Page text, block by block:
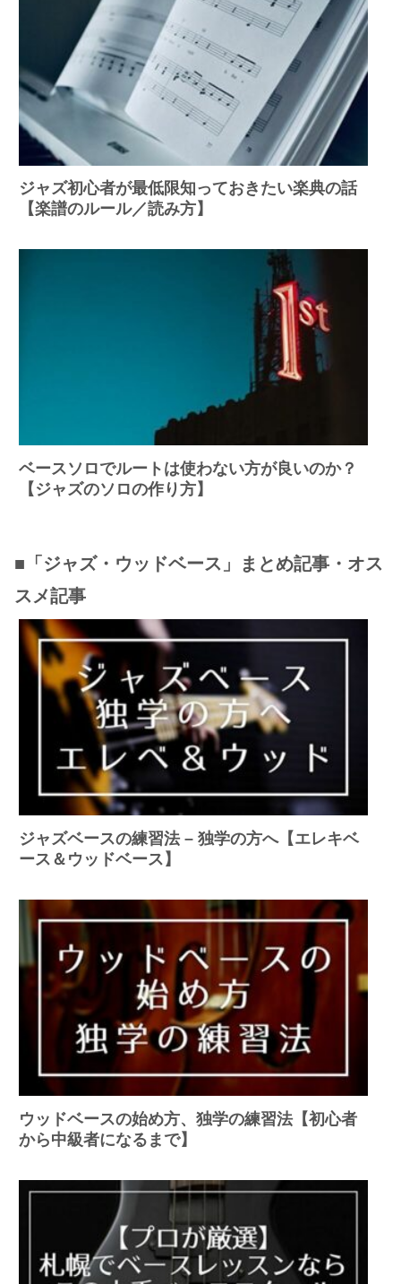
ジャズ初心者が最低限知っておきたい楽典の話
【楽譜のルール／読み方】
ベースソロでルートは使わない方が良いのか？
【ジャズのソロの作り方】
■「ジャズ・ウッドベース」まとめ記事・オス
スメ記事
ジャズベースの練習法 – 独学の方へ【エレキベ
ース＆ウッドベース】
ウッドベースの始め方、独学の練習法【初心者
から中級者になるまで】